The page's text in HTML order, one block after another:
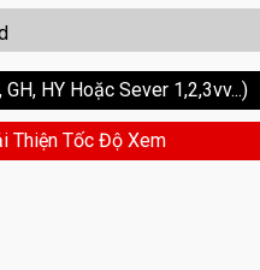
HY Hoặc Sever 1,2,3vv...)
Thiện Tốc Độ Xem